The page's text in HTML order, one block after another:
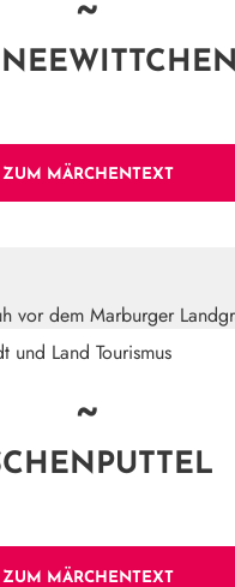
~
ZUM MÄRCHENTEXT
Land Tourismus
~
ZUM MÄRCHENTEXT